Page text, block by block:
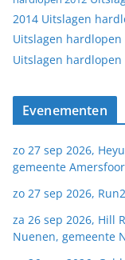
2014 Uitslagen
Uitslagen hardlopen
Uitslagen hardlopen
Evenementen
zo 27 sep 2026,
gemeente
zo 27 sep 2026,
za 26 sep 2026, Hill
Nuenen, gemeente